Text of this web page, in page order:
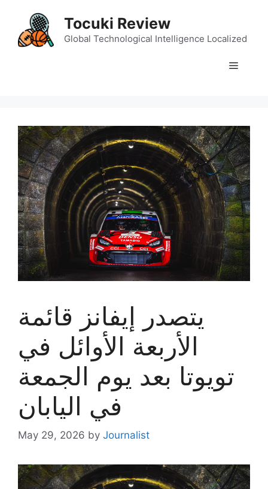
content
Tocuki Review
Global Technological Intelligence Localized
Menu
يتصدر إيفانز قائمة
الأربعة الأوائل في
تويوتا بعد يوم الجمعة
في اليابان
May 29, 2026 by Journalist